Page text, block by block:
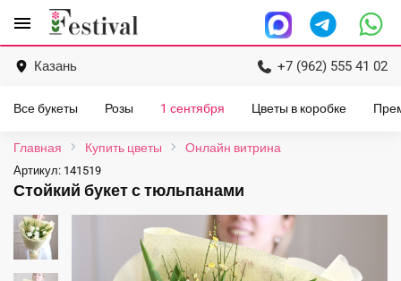
menu
Перейти
содержанию
Казань +7 (962) 555 41 02
Все букеты Розы 1 сентября Цветы в коробке
Главная Купить цветы Онлайн витрина
Артикул: 141519
Стойкий букет с тюльпанами